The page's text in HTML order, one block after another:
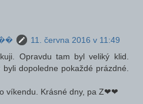
��
11. června 2016 v 11:49
Opravdu tam byl veliký klid.
dopoledne pokaždé prázdné.
víkendu. Krásné dny, pa Z❤❤